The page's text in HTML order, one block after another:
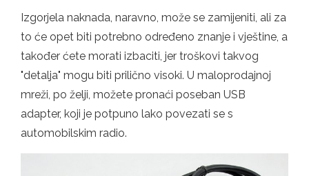
Izgorjela naknada, naravno, može se zamijeniti, ali za
to će opet biti potrebno određeno znanje i vještine, a
također ćete morati izbaciti, jer troškovi takvog
"detalja" mogu biti prilično visoki. U maloprodajnoj
mreži, po želji, možete pronaći poseban USB
adapter, koji je potpuno lako povezati se s
automobilskim radio.